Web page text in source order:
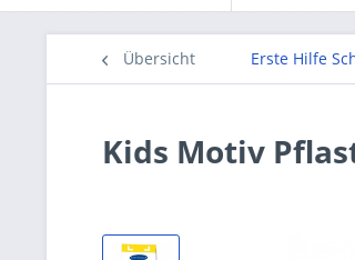
Übersicht Erste Hilfe
Kids Motiv